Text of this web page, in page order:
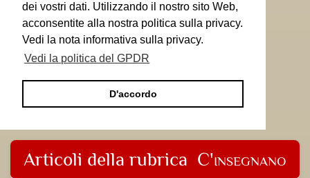
dei vostri dati. Utilizzando il nostro sito Web,
acconsentite alla nostra politica sulla privacy.
Vedi la nota informativa sulla privacy.
Vedi la politica del GPDR
D'accordo
Articoli della rubrica C'insegnano